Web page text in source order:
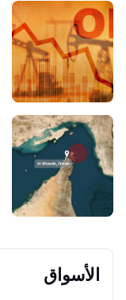
الأسواق